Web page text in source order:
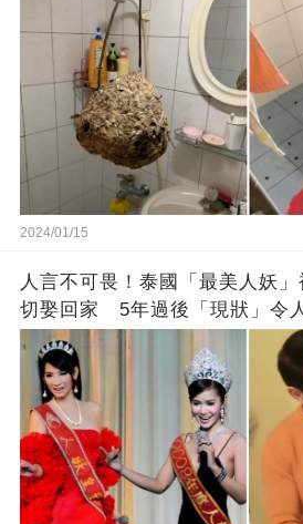
2024/01/15
人言不可畏！泰國「最美人妖
切娶回家 5年過後「現狀」令